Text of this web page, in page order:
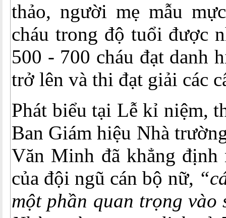
thảo, người mẹ mẫu
cháu trong độ tuổi được
500 - 700 cháu đạt danh
trở lên và thi đạt giải các
Phát biểu tại Lễ kỉ niệm,
Ban Giám hiệu Nhà
Văn Minh đã khẳng định
của đội ngũ cán bộ nữ,
một phần quan trọng vào